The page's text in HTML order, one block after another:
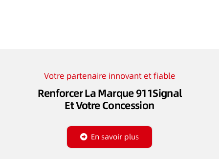
Votre partenaire innovant et fiable
Renforcer La Marque 911Signal
Et Votre Concession
En savoir plus